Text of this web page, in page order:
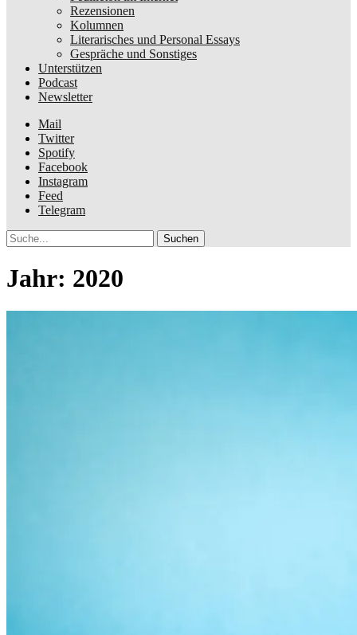
Rezensionen
Kolumnen
Literarisches und Personal Essays
Gespräche und Sonstiges
Unterstützen
Podcast
Newsletter
Mail
Twitter
Spotify
Facebook
Instagram
Feed
Telegram
Suche
Jahr: 2020